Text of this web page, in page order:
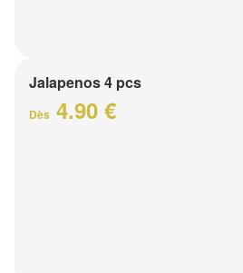
Jalapenos 4 pcs
Dès 4.90 €